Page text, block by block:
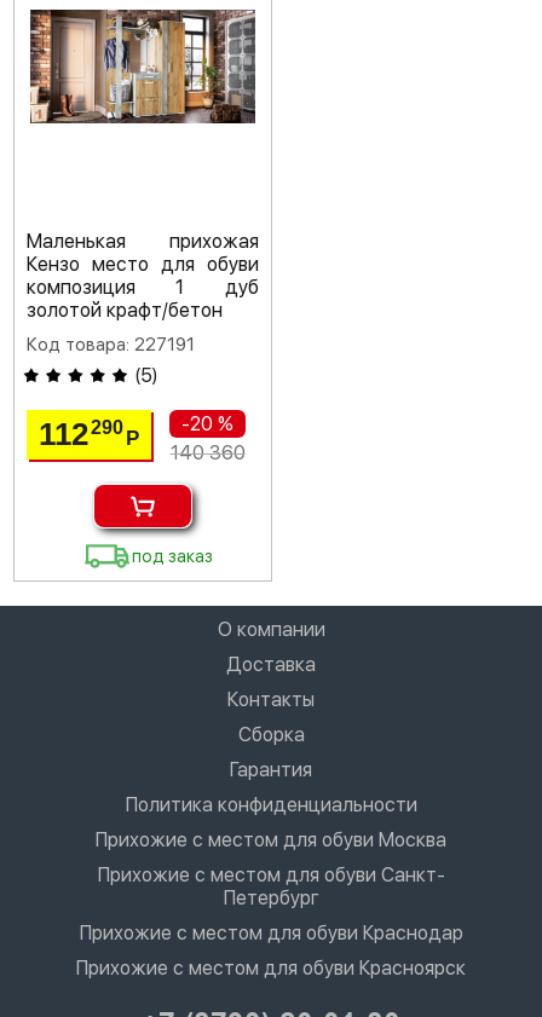
Маленькая прихожая
Кензо место для обуви
композиция 1 дуб
золотой крафт/бетон
Код товара: 227191
(5)
112290Р
-20 %
140 360
под заказ
О компании
Доставка
Контакты
Сборка
Гарантия
Политика конфиденциальности
Прихожие с местом для обуви Москва
Прихожие с местом для обуви Санкт-
Петербург
Прихожие с местом для обуви Краснодар
Прихожие с местом для обуви Красноярск